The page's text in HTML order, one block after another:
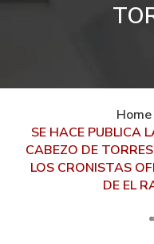
Home
SE HACE PUBLICA
CABEZO DE
LOS CRONISTAS
DE EL